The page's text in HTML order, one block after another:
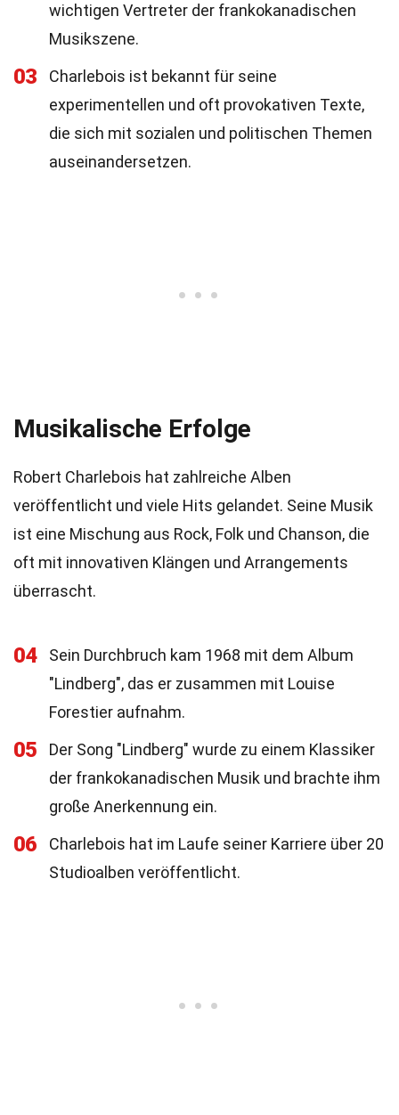
wichtigen Vertreter der frankokanadischen
Musikszene.
03
Charlebois ist bekannt für seine
experimentellen und oft provokativen Texte,
die sich mit sozialen und politischen Themen
auseinandersetzen.
Musikalische Erfolge
Robert Charlebois hat zahlreiche Alben
veröffentlicht und viele Hits gelandet. Seine Musik
ist eine Mischung aus Rock, Folk und Chanson, die
oft mit innovativen Klängen und Arrangements
überrascht.
04
Sein Durchbruch kam 1968 mit dem Album
"Lindberg", das er zusammen mit Louise
Forestier aufnahm.
05
Der Song "Lindberg" wurde zu einem Klassiker
der frankokanadischen Musik und brachte ihm
große Anerkennung ein.
06
Charlebois hat im Laufe seiner Karriere über 20
Studioalben veröffentlicht.